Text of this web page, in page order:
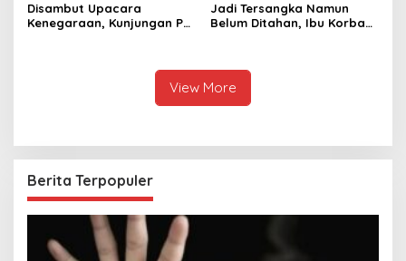
Disambut Upacara
Kenegaraan, Kunjungan PM
Jadi Tersangka Namun
Belum Ditahan, Ibu Korban
Anaknya Hamil
View More
Berita Terpopuler